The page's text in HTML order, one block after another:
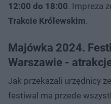
12:00 do 18:00. Impreza
Trakcie Królewskim.
Majówka 2024.
Warszawie -
Jak przekazali urzędnicy
festiwal ma przede